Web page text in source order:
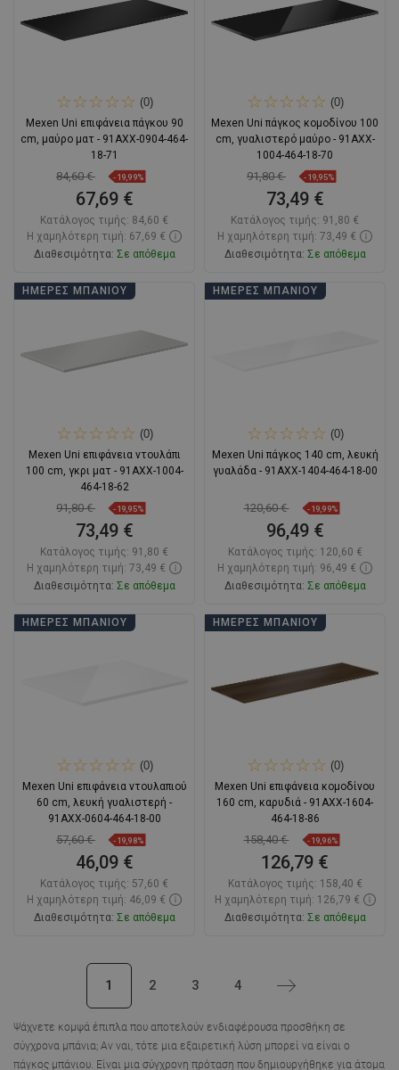
(0)
Mexen Uni επιφάνεια πάγκου 90
cm, μαύρο ματ - 91AXX-0904-464-
18-71
84,60 € -19,99%
67,69 €
Κατάλογος τιμής: 84,60 €
Η χαμηλότερη τιμή: 67,69 €
Διαθεσιμότητα: Σε απόθεμα
Στο καλάθι
(0)
Mexen Uni πάγκος κομοδίνου 100
cm, γυαλιστερό μαύρο - 91AXX-
1004-464-18-70
91,80 € -19,95%
73,49 €
Κατάλογος τιμής: 91,80 €
Η χαμηλότερη τιμή: 73,49 €
Διαθεσιμότητα: Σε απόθεμα
Στο καλάθι
ΗΜΈΡΕΣ ΜΠΆΝΙΟΥ
(0)
Mexen Uni επιφάνεια ντουλάπι
100 cm, γκρι ματ - 91AXX-1004-
464-18-62
91,80 € -19,95%
73,49 €
Κατάλογος τιμής: 91,80 €
Η χαμηλότερη τιμή: 73,49 €
Διαθεσιμότητα: Σε απόθεμα
Στο καλάθι
ΗΜΈΡΕΣ ΜΠΆΝΙΟΥ
(0)
Mexen Uni πάγκος 140 cm, λευκή
γυαλάδα - 91AXX-1404-464-18-00
120,60 € -19,99%
96,49 €
Κατάλογος τιμής: 120,60 €
Η χαμηλότερη τιμή: 96,49 €
Διαθεσιμότητα: Σε απόθεμα
Στο καλάθι
ΗΜΈΡΕΣ ΜΠΆΝΙΟΥ
(0)
Mexen Uni επιφάνεια ντουλαπιού
60 cm, λευκή γυαλιστερή -
91AXX-0604-464-18-00
57,60 € -19,98%
46,09 €
Κατάλογος τιμής: 57,60 €
Η χαμηλότερη τιμή: 46,09 €
Διαθεσιμότητα: Σε απόθεμα
Αγαπημένα
ΗΜΈΡΕΣ ΜΠΆΝΙΟΥ
(0)
Mexen Uni επιφάνεια κομοδίνου
160 cm, καρυδιά - 91AXX-1604-
464-18-86
158,40 € -19,96%
126,79 €
Κατάλογος τιμής: 158,40 €
Η χαμηλότερη τιμή: 126,79 €
Διαθεσιμότητα: Σε απόθεμα
Σύγκριση
1 2 3 4 Επόμενο
Ψάχνετε κομψά έπιπλα που αποτελούν ενδιαφέρουσα προσθήκη σε
σύγχρονα μπάνια; Αν ναι, τότε μια εξαιρετική λύση μπορεί να είναι ο
πάγκος μπάνιου. Είναι μια σύγχρονη πρόταση που δημιουργήθηκε για άτομα